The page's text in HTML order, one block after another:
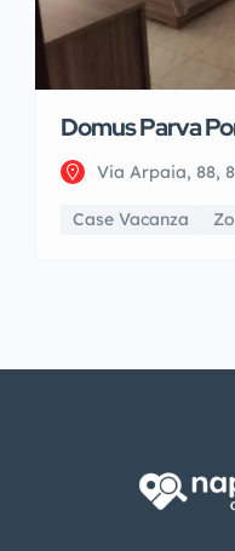
Domus Parva
Via Arpaia, 88,
Case Vacanza